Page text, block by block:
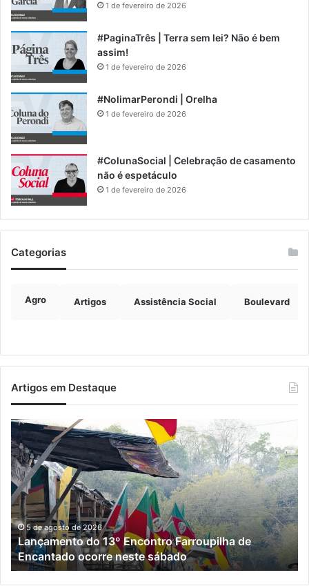
1 de fevereiro de 2026
#PaginaTrês | Terra sem lei? Não é bem
assim!
1 de fevereiro de 2026
#NolimarPerondi | Orelha
1 de fevereiro de 2026
#ColunaSocial | Celebração de casamento
não é espetáculo
1 de fevereiro de 2026
Categorias
Agro Artigos Assistência Social Boulevard
Artigos em Destaque
Lançamento
do
13º
Encontro
Farroupilha
de
Encantado
ocorre
neste
sábado
5 de agosto de 2026
Lançamento do 13º Encontro Farroupilha de
Encantado ocorre neste sábado
da